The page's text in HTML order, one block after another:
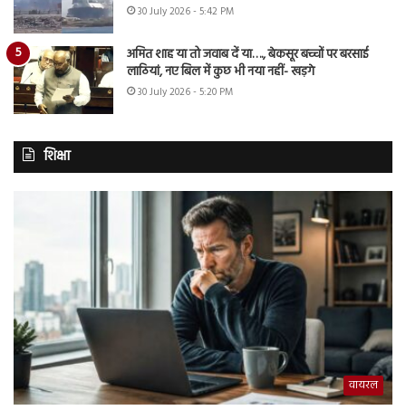
30 July 2026 - 5:42 PM
अमित शाह या तो जवाब दें या…., बेकसूर बच्चों पर बरसाई
लाठियां, नए बिल में कुछ भी नया नहीं- खड़गे
30 July 2026 - 5:20 PM
शिक्षा
वायरल